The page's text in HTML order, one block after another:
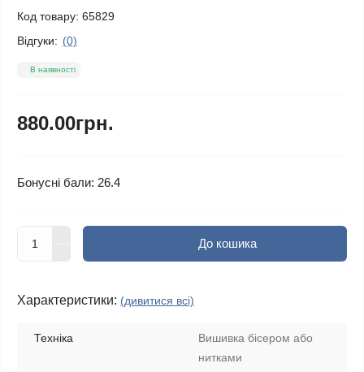
Код товару: 65829
Відгуки: (0)
В наявності
880.00грн.
Бонусні бали: 26.4
До кошика
Характеристики: (дивитися всі)
Техніка
Вишивка бісером або
нитками